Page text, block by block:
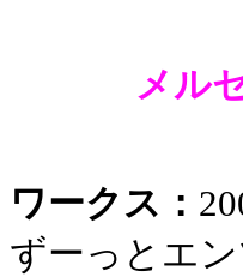
メル
ワークス：
ずーっとエ